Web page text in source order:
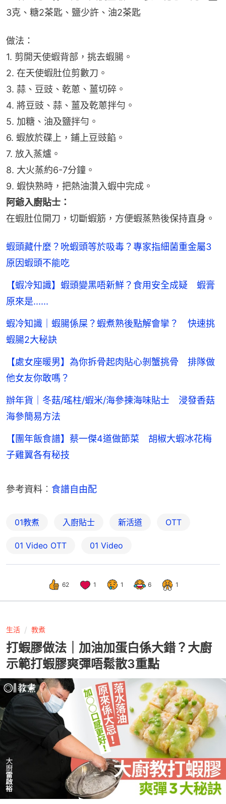
3克、糖2茶匙、鹽少許、油2茶匙
做法：
1. 剪開天使蝦背部，挑去蝦腸。
2. 在天使蝦肚位剪數刀。
3. 蒜、豆豉、乾蔥、薑切碎。
4. 將豆豉、蒜、薑及乾蔥拌勻。
5. 加糖、油及鹽拌勻。
6. 蝦放於碟上，鋪上豆豉餡。
7. 放入蒸爐。
8. 大火蒸約6-7分鐘。
9. 蝦快熟時，把熱油灒入蝦中完成。
阿爺入廚貼士：
在蝦肚位開刀，切斷蝦筋，方便蝦蒸熟後保持直身。
蝦頭藏什麼？吮蝦頭等於吸毒？專家指細菌重金屬3
原因蝦頭不能吃
【蝦冷知識】蝦頭變黑唔新鮮？食用安全成疑 蝦膏
原來是......
蝦冷知識｜蝦腸係屎？蝦煮熟後點解會攣？ 快速挑
蝦腸2大秘訣
【處女座暖男】為你拆骨起肉貼心剝蟹挑骨 排隊做
他女友你敢嗎？
辦年貨｜冬菇/瑤柱/蝦米/海參揀海味貼士 浸發香菇
海參簡易方法
【團年飯食譜】蔡一傑4道做節菜 胡椒大蝦冰花梅
子雞翼各有秘技
參考資料︰ 食譜自由配
01教煮 入廚貼士 新活道 OTT
01‌ ‌Video‌ ‌OTT 01 Video
62 1 1 6 1
生活 教煮
打蝦膠做法｜加油加蛋白係大錯？大廚
示範打蝦膠爽彈唔鬆散3重點